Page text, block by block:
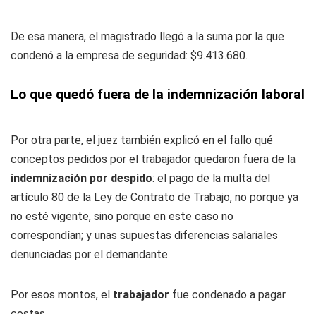
De esa manera, el magistrado llegó a la suma por la que
condenó a la empresa de seguridad: $9.413.680.
Lo que quedó fuera de la indemnización laboral
Por otra parte, el juez también explicó en el fallo qué
conceptos pedidos por el trabajador quedaron fuera de la
indemnización por despido: el pago de la multa del
artículo 80 de la Ley de Contrato de Trabajo, no porque ya
no esté vigente, sino porque en este caso no
correspondían; y unas supuestas diferencias salariales
denunciadas por el demandante.
Por esos montos, el trabajador fue condenado a pagar